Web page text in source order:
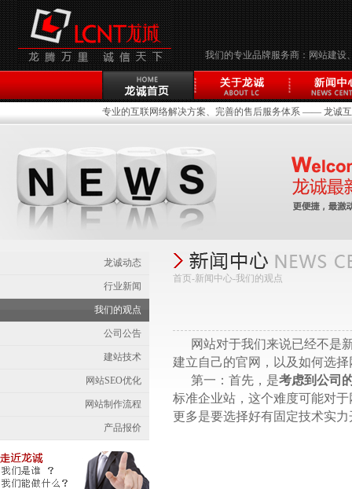
我们的专业品牌服务商：网站建设
专业的互联网络解决方案、完善的售后服务体系 —— 龙诚
龙诚动态
行业新闻
我们的观点
公司公告
建站技术
网站SEO优化
网站制作流程
产品报价
首页-新闻中心-我们的观点
网站对于我们来说已经不是
建立自己的官网，以及如何选
第一：首先，是考虑到公司
标准企业站 ，这个难度可能对
更多是要选择好有固定技术实